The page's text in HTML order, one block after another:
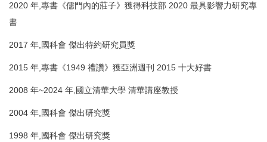
2020 年,專書《儒門內的莊子》獲得科技部 2020 最具影響力研究專
書
2017 年,國科會 傑出特約研究員獎
2015 年,專書《1949 禮讚》獲亞洲週刊 2015 十大好書
2008 年~2024 年,國立清華大學 清華講座教授
2004 年,國科會 傑出研究獎
1998 年,國科會 傑出研究獎